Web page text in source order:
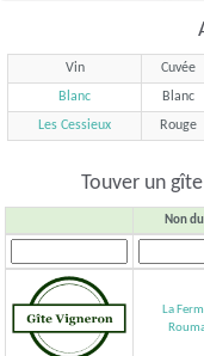
Vin Cuvée
Blanc
Blanc
Les Cessieux
Rouge
Touver un
Non
La